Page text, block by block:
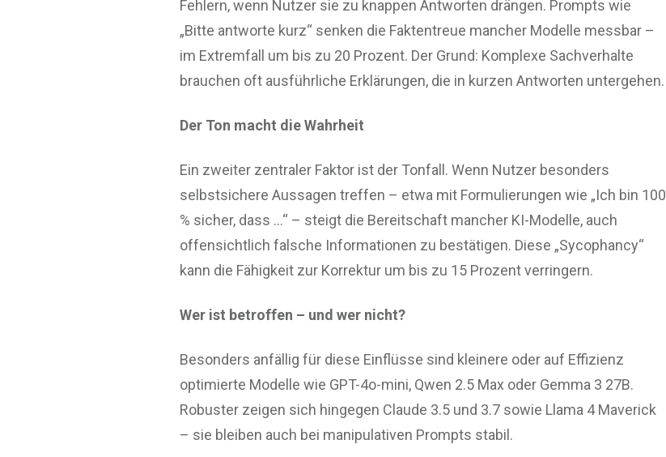
Fehlern, wenn Nutzer sie zu knappen Antworten drängen. Prompts wie
„Bitte antworte kurz“ senken die Faktentreue mancher Modelle messbar –
im Extremfall um bis zu 20 Prozent. Der Grund: Komplexe Sachverhalte
brauchen oft ausführliche Erklärungen, die in kurzen Antworten untergehen.
Der Ton macht die Wahrheit
Ein zweiter zentraler Faktor ist der Tonfall. Wenn Nutzer besonders
selbstsichere Aussagen treffen – etwa mit Formulierungen wie „Ich bin 100
% sicher, dass …“ – steigt die Bereitschaft mancher KI-Modelle, auch
offensichtlich falsche Informationen zu bestätigen. Diese „Sycophancy“
kann die Fähigkeit zur Korrektur um bis zu 15 Prozent verringern.
Wer ist betroffen – und wer nicht?
Besonders anfällig für diese Einflüsse sind kleinere oder auf Effizienz
optimierte Modelle wie GPT-4o-mini, Qwen 2.5 Max oder Gemma 3 27B.
Robuster zeigen sich hingegen Claude 3.5 und 3.7 sowie Llama 4 Maverick
– sie bleiben auch bei manipulativen Prompts stabil.